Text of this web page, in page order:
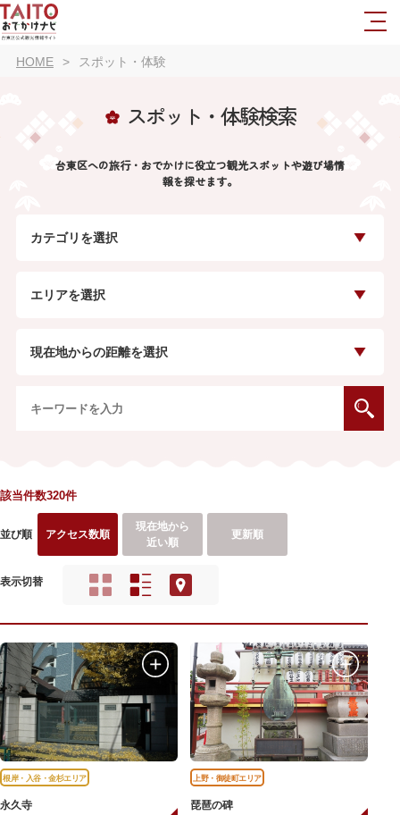
HOME スポット・体験
スポット・体験検索
台東区への旅行・おでかけに役立つ観光スポットや遊び場情
報を探せます。
カテゴリを選択
エリアを選択
現在地からの距離を選択
該当件数320件
並び順 アクセス数順
現在地から
近い順
更新順
表示切替
根岸・入谷・金杉エリア
永久寺
上野・御徒町エリア
琵琶の碑